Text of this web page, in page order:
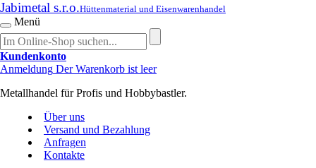
Jabimetal s.r.o.Hüttenmaterial und Eisenwarenhandel
Menü
Kundenkonto
Anmeldung Der Warenkorb ist leer
Metallhandel für Profis und Hobbybastler.
Über uns
Versand und Bezahlung
Anfragen
Kontakte